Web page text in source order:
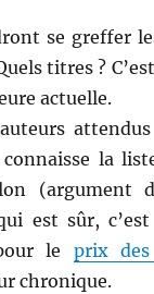
se greffer
titres ?
actuelle.
la
(argument
est sûr,
le prix des
chronique.